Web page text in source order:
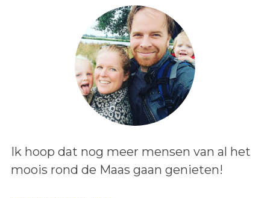
Lees het bericht:
Ik hoop dat nog meer mensen van al het
moois rond de Maas gaan genieten!